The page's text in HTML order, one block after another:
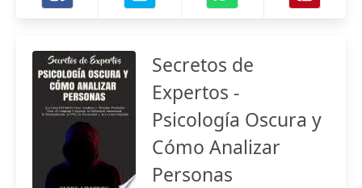
Secretos de
Expertos -
Psicología Oscura y
Cómo Analizar
Personas